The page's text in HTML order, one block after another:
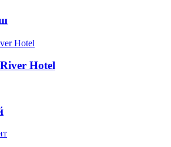
Hotel